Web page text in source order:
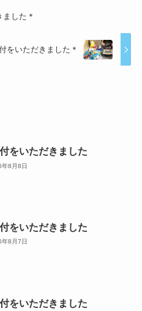
ました＊
をいただきました＊
をいただきました
8月8日
をいただきました
8月7日
をいただきました